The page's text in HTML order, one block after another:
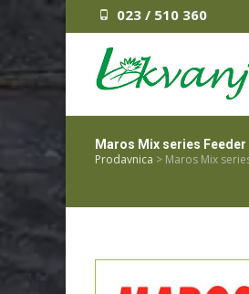
023 / 510 360
Maros Mix series
Prodavnica > Maros Mix